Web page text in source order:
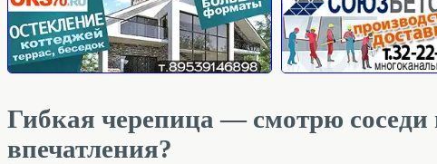
Гибкая черепица — смотрю
впечатления?